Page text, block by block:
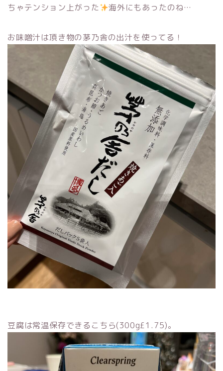
ちゃテンション上がった
海外にもあったのね…
お味噌汁は頂き物の茅乃舎の出汁を使ってる！
豆腐は常温保存できるこちら(300g£1.75)。